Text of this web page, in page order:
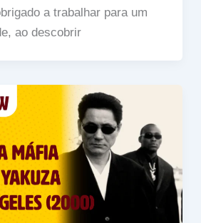
a trabalhar para um
ao descobrir